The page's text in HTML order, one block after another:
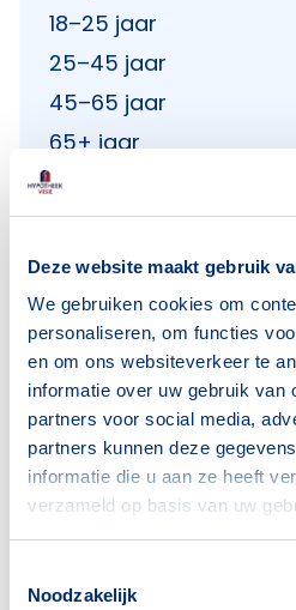
Deze website maakt gebruik
We gebruiken cookies om
personaliseren, om functies
en om ons websiteverkeer te
informatie over uw gebruik van
partners voor social media,
partners kunnen deze
informatie die u aan ze heeft
verzameld op basis van uw
Noodzakelijk
18–25 jaar
25–45 jaar
45–65 jaar
65+ jaar
Bron: CBS
Huishoudens
Alleenwonend
Gezin zonder kinderen
Gezin met kinderen
Bron: CBS